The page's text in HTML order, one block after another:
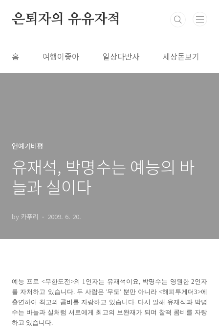
은퇴자의 유유자적
홈 여행이좋아 일상다반사 세상돋보기
연예가비평
유재석, 박명수는 예능의 바
늘과 실이다
by 카푸리 2009. 6. 20.
예능 프로 <무한도전>의 1인자는 유재석이요, 박명수는 영원한 2인자
를 자처하고 있습니다. 두 사람은 '무도' 뿐만 아니라 <해피투게더3>에
출연하여 최고의 콤비를 자랑하고 있습니다. 다시 말해 유재석과 박명
수는 바늘과 실처럼 서로에게 최고의 보완재가 되며 찰떡 콤비를 자랑
하고 있습니다.